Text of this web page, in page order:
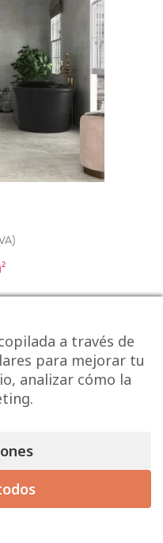
2
a través de
para mejorar tu
analizar cómo la